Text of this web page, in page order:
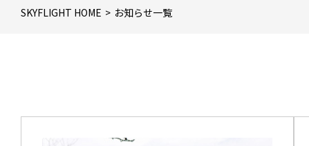
SKYFLIGHT HOME お知らせ一覧